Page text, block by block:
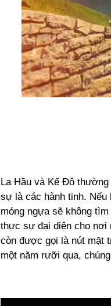
La Hầu và Kế Đô thường
sự là các hành tinh.
móng ngựa sẽ không
thực sự đại diện cho nơi
còn được gọi là nút mặt
một năm rưỡi qua,